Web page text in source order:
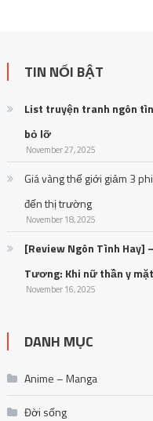
TIN NỔI BẬT
List truyện tranh ngôn
bỏ lỡ
November 27, 2025
Giá vàng thế giới giảm 3
đến thị trường
November 18, 2025
[Review Ngôn Tình Hay]
Tương: Khi nữ thần y
November 16, 2025
DANH MỤC
Anime – Manga
Đời sống